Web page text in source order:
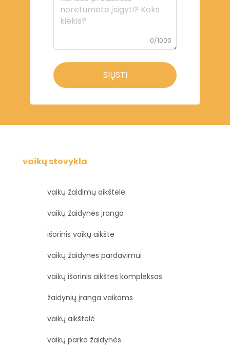
0/1000
SIŲSTI
vaikų stovykla
vaikų žaidimų aikštelė
vaikų žaidynės įranga
išorinis vaikų aikštė
vaikų žaidynės pardavimui
vaikų išorinis aikštės kompleksas
žaidynių įranga vaikams
vaikų aikštelė
vaikų parko žaidynės